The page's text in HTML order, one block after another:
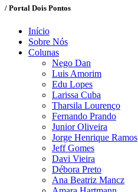
/ Portal Dois Pontos
Início
Sobre Nós
Colunas
Nego Dan
Luis Amorim
Edu Lopes
Larissa Cuba
Tharsila Lourenço
Fernando Prando
Junior Oliveira
Jorge Henrique Ramos
Jeff Gomes
Davi Vieira
Débora Preto
Ana Beatriz Mancz